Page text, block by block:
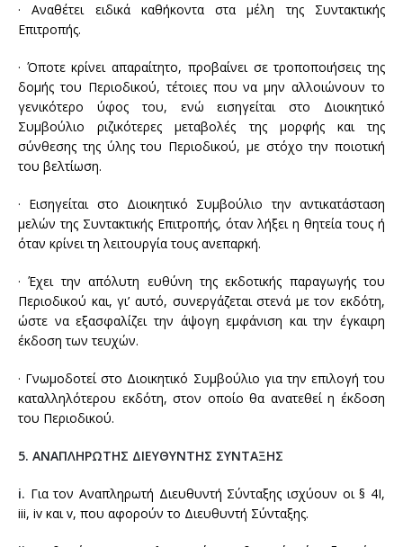
· Αναθέτει ειδικά καθήκοντα στα μέλη της Συντακτικής
Επιτροπής.
· Όποτε κρίνει απαραίτητο, προβαίνει σε τροποποιήσεις της
δομής του Περιοδικού, τέτοιες που να μην αλλοιώνουν το
γενικότερο ύφος του, ενώ εισηγείται στο Διοικητικό
Συμβούλιο ριζικότερες μεταβολές της μορφής και της
σύνθεσης της ύλης του Περιοδικού, με στόχο την ποιοτική
του βελτίωση.
· Εισηγείται στο Διοικητικό Συμβούλιο την αντικατάσταση
μελών της Συντακτικής Επιτροπής, όταν λήξει η θητεία τους ή
όταν κρίνει τη λειτουργία τους ανεπαρκή.
· Έχει την απόλυτη ευθύνη της εκδοτικής παραγωγής του
Περιοδικού και, γι’ αυτό, συνεργάζεται στενά με τον εκδότη,
ώστε να εξασφαλίζει την άψογη εμφάνιση και την έγκαιρη
έκδοση των τευχών.
· Γνωμοδοτεί στο Διοικητικό Συμβούλιο για την επιλογή του
καταλληλότερου εκδότη, στον οποίο θα ανατεθεί η έκδοση
του Περιοδικού.
5. ΑΝΑΠΛΗΡΩΤΗΣ ΔΙΕΥΘΥΝΤΗΣ ΣΥΝΤΑΞΗΣ
i. Για τον Αναπληρωτή Διευθυντή Σύνταξης ισχύουν οι § 4I,
iii, iv και v, που αφορούν το Διευθυντή Σύνταξης.